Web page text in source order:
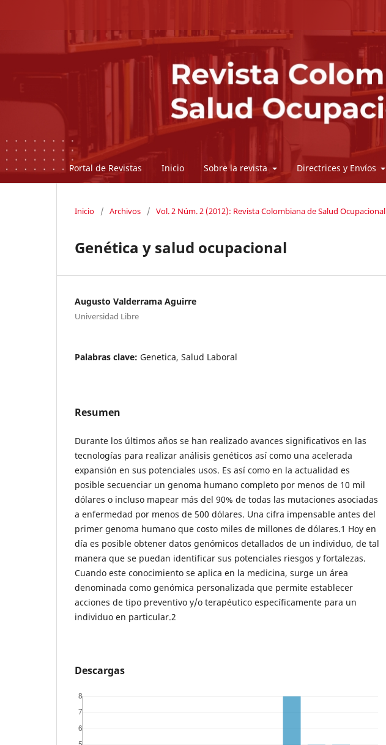
Portal de Revistas Inicio Sobre la revista Directrices y Envíos
Inicio / Archivos / Vol. 2 Núm. 2 (2012): Revista Colombiana de Salud Ocupacional
Genética y salud ocupacional
Augusto Valderrama Aguirre
Universidad Libre
Palabras clave: Genetica, Salud Laboral
Resumen
Durante los últimos años se han realizado avances significativos en las
tecnologías para realizar análisis genéticos así como una acelerada
expansión en sus potenciales usos. Es así como en la actualidad es
posible secuenciar un genoma humano completo por menos de 10 mil
dólares o incluso mapear más del 90% de todas las mutaciones asociadas
a enfermedad por menos de 500 dólares. Una cifra impensable antes del
primer genoma humano que costo miles de millones de dólares.1 Hoy en
día es posible obtener datos genómicos detallados de un individuo, de tal
manera que se puedan identificar sus potenciales riesgos y fortalezas.
Cuando este conocimiento se aplica en la medicina, surge un área
denominada como genómica personalizada que permite establecer
acciones de tipo preventivo y/o terapéutico específicamente para un
individuo en particular.2
Descargas